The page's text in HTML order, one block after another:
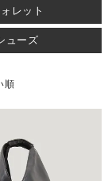
レット
ューズ
順